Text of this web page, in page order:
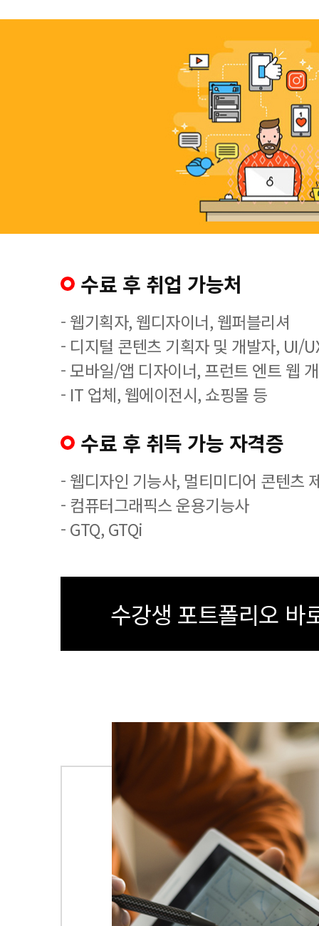
수료 후 취업 가능처
- 웹기획자, 웹디자이너, 웹퍼블리셔
- 디지털 콘텐츠 기획자 및 개발자, UI/
- 모바일/앱 디자이너, 프런트 엔트 웹
- IT 업체, 웹에이전시, 쇼핑몰 등
수료 후 취득 가능 자격증
- 웹디자인 기능사, 멀티미디어 콘텐츠
- 컴퓨터그래픽스 운용기능사
- GTQ, GTQi
수강생 포트폴리오 바